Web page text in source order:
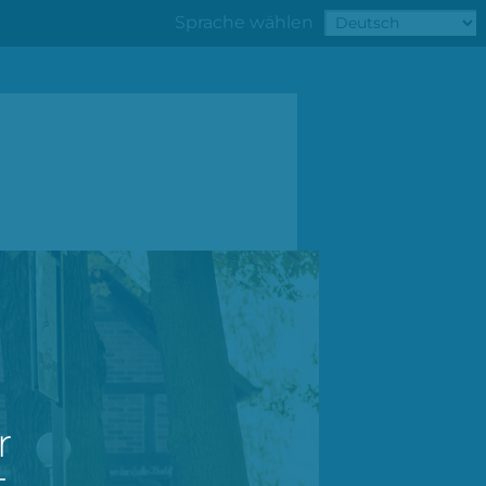
Sprache wählen